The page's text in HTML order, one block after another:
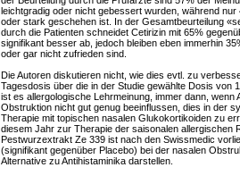
leichtgradig oder nicht gebessert wurden, während
oder stark geschehen ist. In der Gesamtbeurteilung
durch die Patienten schneidet Cetirizin mit 65%
signifikant besser ab, jedoch bleiben eben immerhin
oder gar nicht zufrieden sind.
Die Autoren diskutieren nicht, wie dies evtl. zu
Tagesdosis über die in der Studie gewählte Dosis von
ist es allergologische Lehrmeinung, immer dann, wenn
Obstruktion nicht gut genug beeinflussen, dies in der
Therapie mit topischen nasalen Glukokortikoiden zu
diesem Jahr zur Therapie der saisonalen allergischen
Pestwurzextrakt Ze 339 ist nach den Swissmedic
(signifikant gegenüber Placebo) bei der nasalen
Alternative zu Antihistaminika darstellen.